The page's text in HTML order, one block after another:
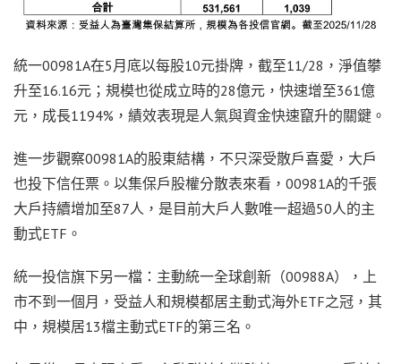
統一00981A在5月底以每股10元掛牌，截至11/28，淨值攀
升至16.16元；規模也從成立時的28億元，快速增至361億
元，成長1194%，績效表現是人氣與資金快速竄升的關鍵。
進一步觀察00981A的股東結構，不只深受散戶喜愛，大戶
也投下信任票。以集保戶股權分散表來看，00981A的千張
大戶持續增加至87人，是目前大戶人數唯一超過50人的主
動式ETF。
統一投信旗下另一檔：主動統一全球創新（00988A），上
市不到一個月，受益人和規模都居主動式海外ETF之冠，其
中，規模居13檔主動式ETF的第三名。